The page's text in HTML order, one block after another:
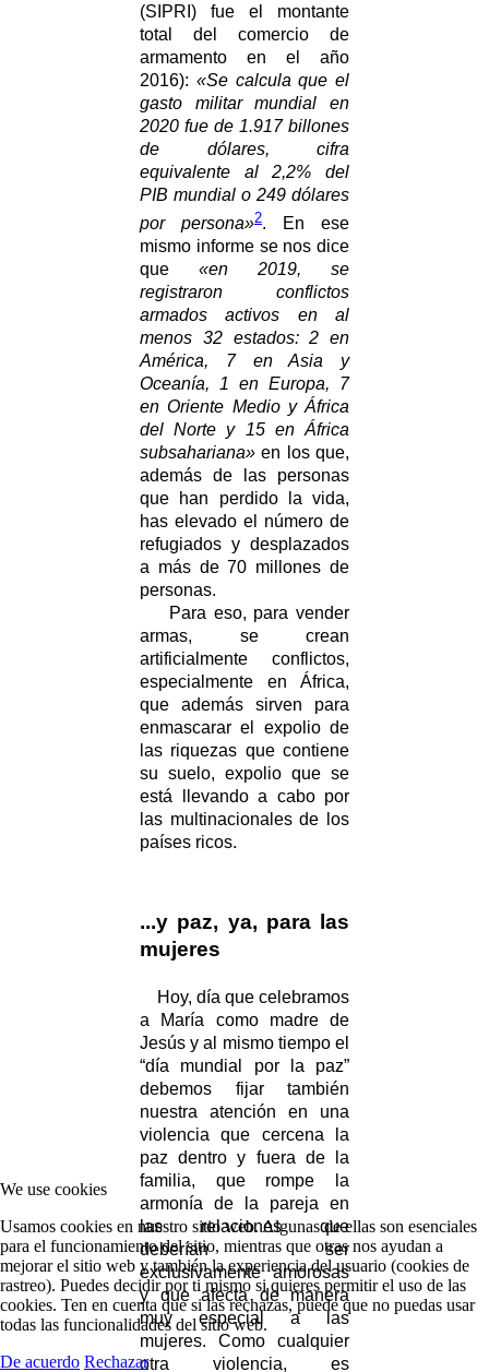
(SIPRI) fue el montante
total del comercio de
armamento en el año
2016): «Se calcula que el
gasto militar mundial en
2020 fue de 1.917 billones
de dólares, cifra
equivalente al 2,2% del
PIB mundial o 249 dólares
por persona»2. En ese
mismo informe se nos dice
que «en 2019, se
registraron conflictos
armados activos en al
menos 32 estados: 2 en
América, 7 en Asia y
Oceanía, 1 en Europa, 7
en Oriente Medio y África
del Norte y 15 en África
subsahariana» en los que,
además de las personas
que han perdido la vida,
has elevado el número de
refugiados y desplazados
a más de 70 millones de
personas.
Para eso, para vender
armas, se crean
artificialmente conflictos,
especialmente en África,
que además sirven para
enmascarar el expolio de
las riquezas que contiene
su suelo, expolio que se
está llevando a cabo por
las multinacionales de los
países ricos.
...y paz, ya, para las
mujeres
Hoy, día que celebramos
a María como madre de
Jesús y al mismo tiempo el
“día mundial por la paz”
debemos fijar también
nuestra atención en una
violencia que cercena la
paz dentro y fuera de la
familia, que rompe la
armonía de la pareja en
las relaciones que
deberían ser
exclusivamente amorosas
y que afecta de manera
muy especial a las
mujeres. Como cualquier
otra violencia, es
We use cookies
Usamos cookies en nuestro sitio web. Algunas de ellas son esenciales
para el funcionamiento del sitio, mientras que otras nos ayudan a
mejorar el sitio web y también la experiencia del usuario (cookies de
rastreo). Puedes decidir por ti mismo si quieres permitir el uso de las
cookies. Ten en cuenta que si las rechazas, puede que no puedas usar
todas las funcionalidades del sitio web.
De acuerdo Rechazar